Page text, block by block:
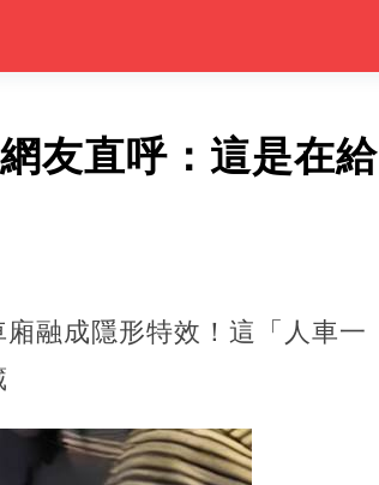
友直呼：這是在給
融成隱形特效！這「人車一